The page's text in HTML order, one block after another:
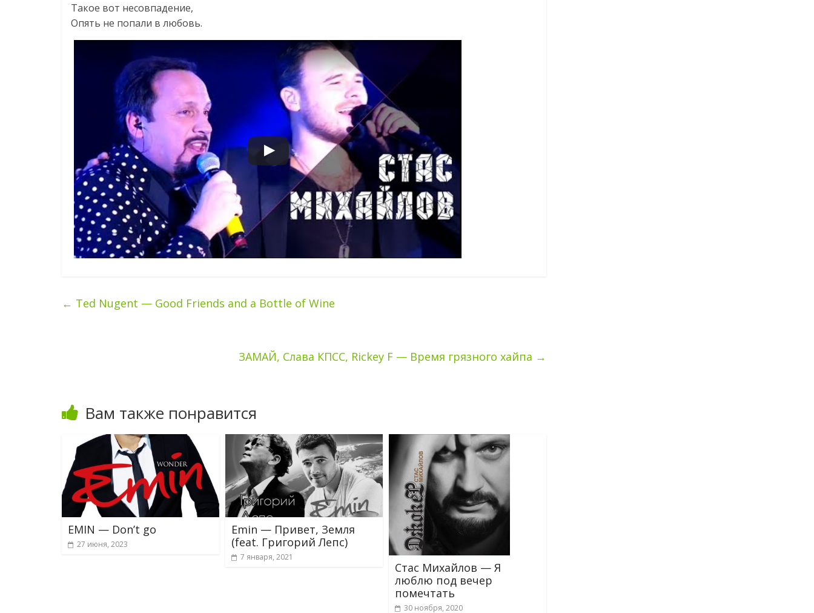
Такое вот несовпадение,
Опять не попали в любовь.
← Ted Nugent — Good Friends and a Bottle of Wine
ЗАМАЙ, Слава КПСС, Rickey F — Время грязного хайпа →
Вам также понравится
EMIN — Don’t go
27 июня, 2023
Emin — Привет, Земля
(feat. Григорий Лепс)
7 января, 2021
Стас Михайлов — Я
люблю под вечер
помечтать
30 ноября, 2020